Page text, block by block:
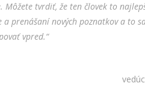
tvrdiť, že ten človek to
prenášaní nových poznatkov a to
vpred.“